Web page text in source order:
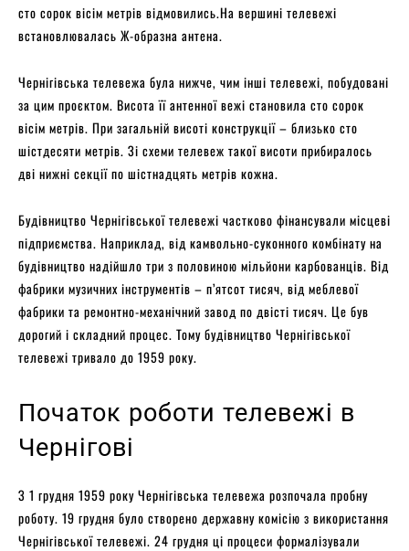
сто сорок вісім метрів відмовились.На вершині телевежі
встановлювалась Ж-образна антена.
Чернігівська телевежа була нижче, чим інші телевежі, побудовані
за цим проєктом. Висота її антенної вежі становила сто сорок
вісім метрів. При загальній висоті конструкції – близько сто
шістдесяти метрів. Зі схеми телевеж такої висоти прибиралось
дві нижні секції по шістнадцять метрів кожна.
Будівництво Чернігівської телевежі частково фінансували місцеві
підприємства. Наприклад, від камвольно-суконного комбінату на
будівництво надійшло три з половиною мільйони карбованців. Від
фабрики музичних інструментів – п’ятсот тисяч, від меблевої
фабрики та ремонтно-механічний завод по двісті тисяч. Це був
дорогий і складний процес. Тому будівництво Чернігівської
телевежі тривало до 1959 року.
Початок роботи телевежі в
Чернігові
З 1 грудня 1959 року Чернігівська телевежа розпочала пробну
роботу. 19 грудня було створено державну комісію з використання
Чернігівської телевежі. 24 грудня ці процеси формалізували